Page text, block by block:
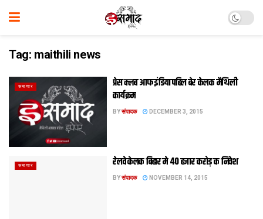
Tag: maithili news
समाचार
प्रेस क्लब आफ इंडिया पहिल बेर केलक मैथिली
कार्यक्रम
BYसंपादक DECEMBER 3, 2015
समाचार रेलवे केलक बिहार मे 40 हजार करोड़ क निवेश
BYसंपादक NOVEMBER 14, 2015